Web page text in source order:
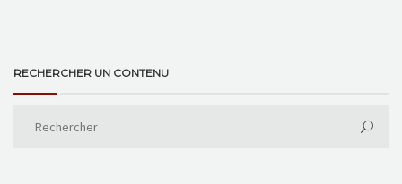
RECHERCHER UN CONTENU